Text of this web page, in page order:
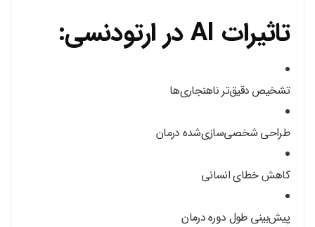
تاثیرات AI در ارتودنسی:
تشخیص دقیق‌تر ناهنجاری‌ها
طراحی شخصی‌سازی‌شده درمان
کاهش خطای انسانی
پیش‌بینی طول دوره درمان